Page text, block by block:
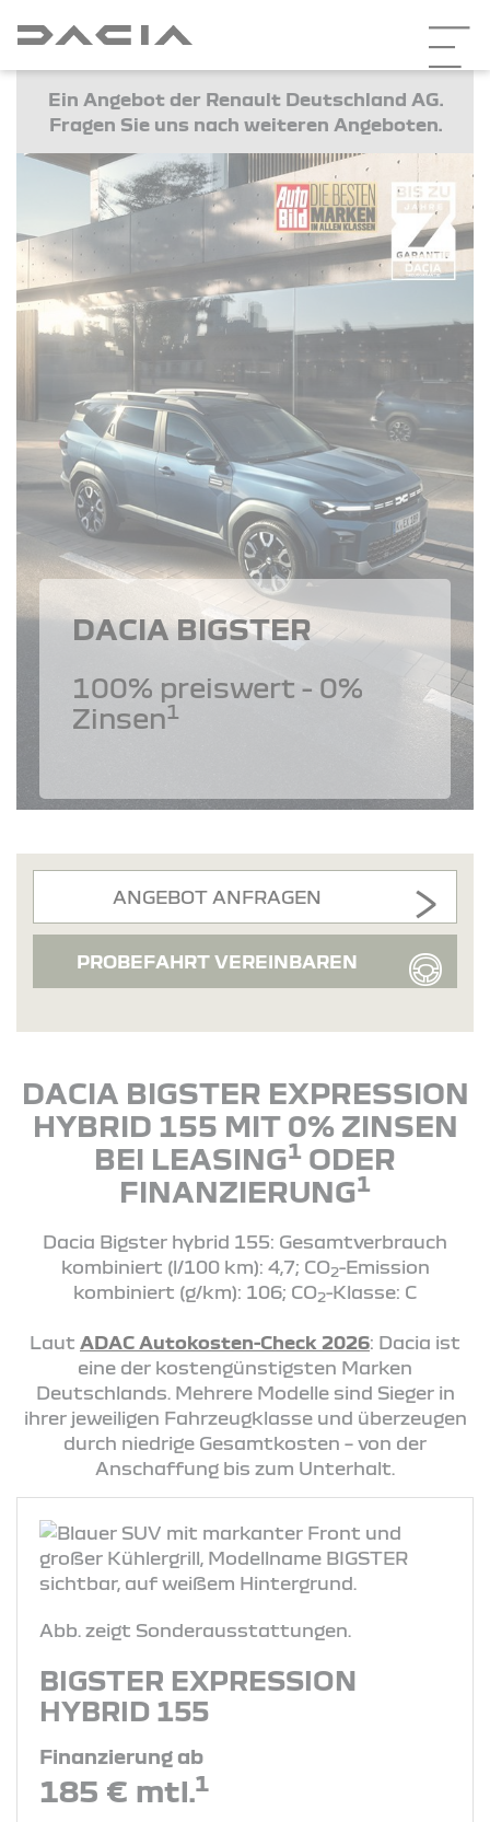
Ein Angebot der Renault Deutschland AG.
Fragen Sie uns nach weiteren Angeboten.
DACIA BIGSTER
100% preiswert - 0%
Zinsen1
ANGEBOT ANFRAGEN
PROBEFAHRT VEREINBAREN
DACIA BIGSTER EXPRESSION
HYBRID 155 MIT 0% ZINSEN
BEI LEASING1 ODER
FINANZIERUNG1
Dacia Bigster hybrid 155: Gesamtverbrauch
kombiniert (l/100 km): 4,7; CO2-Emission
kombiniert (g/km): 106; CO2-Klasse: C
Laut ADAC Autokosten-Check 2026: Dacia ist
eine der kostengünstigsten Marken
Deutschlands. Mehrere Modelle sind Sieger in
ihrer jeweiligen Fahrzeugklasse und überzeugen
durch niedrige Gesamtkosten – von der
Anschaffung bis zum Unterhalt.
Abb. zeigt Sonderausstattungen.
BIGSTER EXPRESSION
HYBRID 155
Finanzierung ab
185 € mtl.1